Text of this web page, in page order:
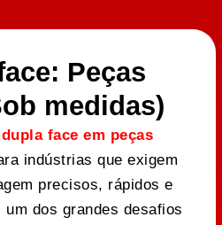
Peças
medidas)
face em peças
indústrias que exigem
precisos, rápidos e
dos grandes desafios